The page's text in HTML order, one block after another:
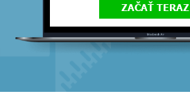
ZAČAŤ TERAZ